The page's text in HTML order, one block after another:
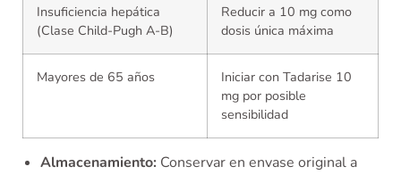
Insuficiencia hepática
(Clase Child-Pugh A-B)
Reducir a 10 mg como
dosis única máxima
Mayores de 65 años
Iniciar con Tadarise 10
mg por posible
sensibilidad
Almacenamiento: Conservar en envase original a